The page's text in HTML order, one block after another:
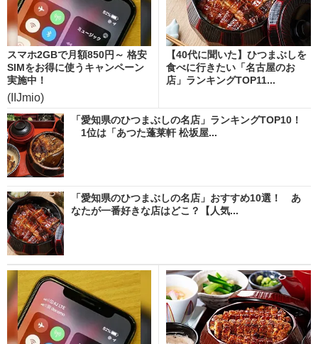
スマホ2GBで月額850円～ 格安
SIMをお得に使うキャンペーン
実施中！
(IIJmio)
【40代に聞いた】ひつまぶしを
食べに行きたい「名古屋のお
店」ランキングTOP11...
「愛知県のひつまぶしの名店」ランキングTOP10！
1位は「あつた蓬莱軒 松坂屋...
「愛知県のひつまぶしの名店」おすすめ10選！ あ
なたが一番好きな店はどこ？【人気...